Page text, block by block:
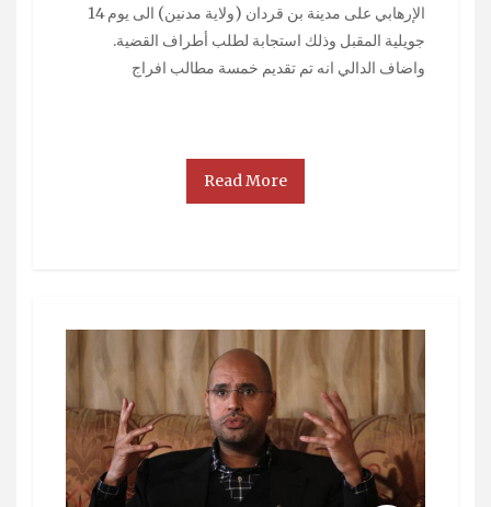
الإرهابي على مدينة بن قردان (ولاية مدنين) الى يوم 14
جويلية المقبل وذلك استجابة لطلب أطراف القضية.
واضاف الدالي انه تم تقديم خمسة مطالب افراج
Read More